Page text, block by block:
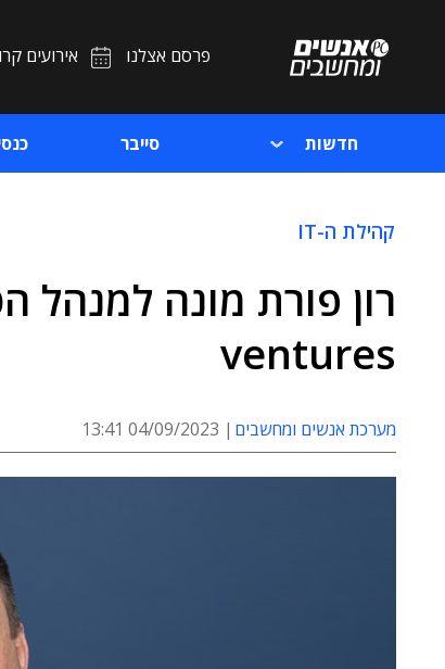
פרסם אצלנו אירועים
חדשות סייבר
קהילת ה-IT
ventures
מערכת אנשים ומחשבים 04/09/2023 13:41